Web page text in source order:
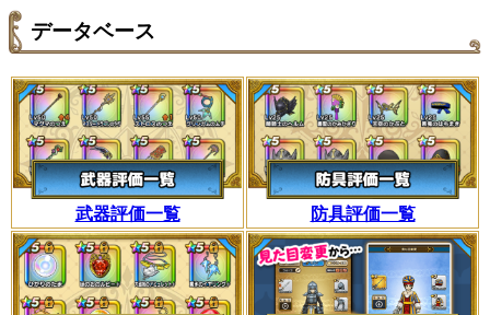
データベース
武器評価一覧 防具評価一覧